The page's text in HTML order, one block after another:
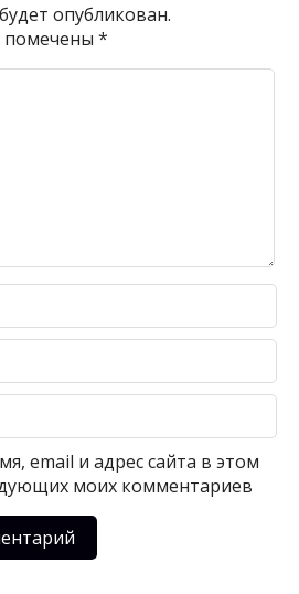
опубликован.
помечены*
email и адрес сайта в этом
моих комментариев